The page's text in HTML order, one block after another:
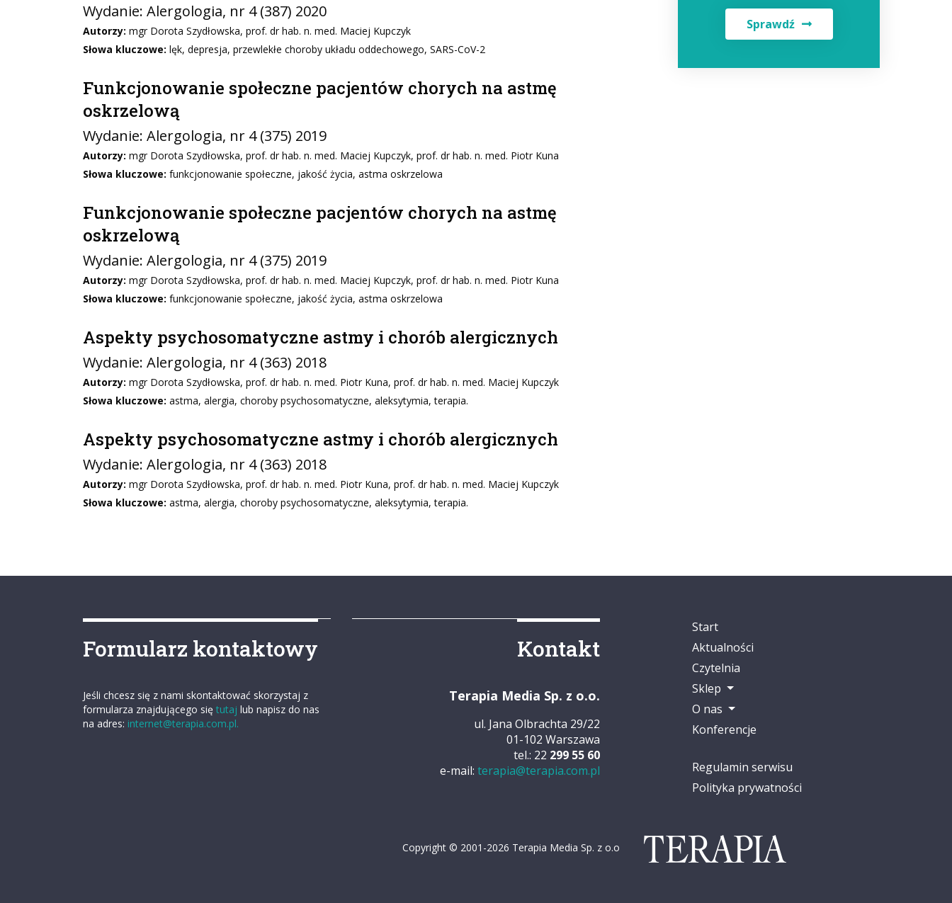
Wydanie: Alergologia, nr 4 (387) 2020
Autorzy: mgr Dorota Szydłowska, prof. dr hab. n. med. Maciej Kupczyk
Słowa kluczowe: lęk, depresja, przewlekłe choroby układu oddechowego, SARS-CoV-2
Funkcjonowanie społeczne pacjentów chorych na astmę
oskrzelową
Wydanie: Alergologia, nr 4 (375) 2019
Autorzy: mgr Dorota Szydłowska, prof. dr hab. n. med. Maciej Kupczyk, prof. dr hab. n. med. Piotr Kuna
Słowa kluczowe: funkcjonowanie społeczne, jakość życia, astma oskrzelowa
Funkcjonowanie społeczne pacjentów chorych na astmę
oskrzelową
Wydanie: Alergologia, nr 4 (375) 2019
Autorzy: mgr Dorota Szydłowska, prof. dr hab. n. med. Maciej Kupczyk, prof. dr hab. n. med. Piotr Kuna
Słowa kluczowe: funkcjonowanie społeczne, jakość życia, astma oskrzelowa
Aspekty psychosomatyczne astmy i chorób alergicznych
Wydanie: Alergologia, nr 4 (363) 2018
Autorzy: mgr Dorota Szydłowska, prof. dr hab. n. med. Piotr Kuna, prof. dr hab. n. med. Maciej Kupczyk
Słowa kluczowe: astma, alergia, choroby psychosomatyczne, aleksytymia, terapia.
Aspekty psychosomatyczne astmy i chorób alergicznych
Wydanie: Alergologia, nr 4 (363) 2018
Autorzy: mgr Dorota Szydłowska, prof. dr hab. n. med. Piotr Kuna, prof. dr hab. n. med. Maciej Kupczyk
Słowa kluczowe: astma, alergia, choroby psychosomatyczne, aleksytymia, terapia.
Sprawdź
Formularz kontaktowy
Jeśli chcesz się z nami skontaktować skorzystaj z
formularza znajdującego się tutaj lub napisz do nas
na adres: internet@terapia.com.pl.
Kontakt
Terapia Media Sp. z o.o.
ul. Jana Olbrachta 29/22
01-102 Warszawa
tel.: 22 299 55 60
e-mail: terapia@terapia.com.pl
Start
Aktualności
Czytelnia
Sklep
O nas
Konferencje
Regulamin serwisu
Polityka prywatności
Copyright © 2001-2026 Terapia Media Sp. z o.o